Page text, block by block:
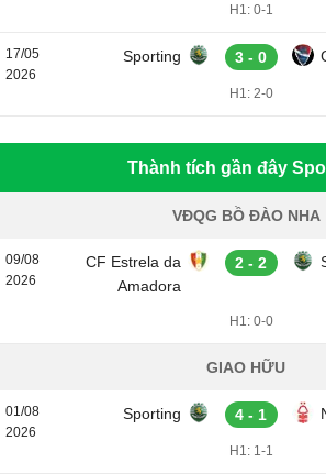
H1: 0-1
17/05
2026
Sporting 3 - 0
H1: 2-0
Thành tích gần đây
VĐQG BỒ ĐÀO NHA
09/08
2026
CF Estrela da
Amadora
2 - 2
H1: 0-0
GIAO HỮU
01/08
2026
Sporting 4 - 1
H1: 1-1